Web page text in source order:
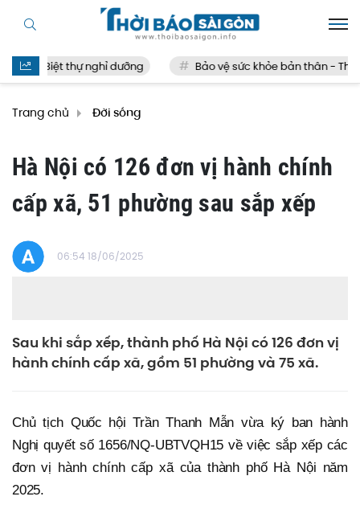
Biệt thự nghỉ dưỡng Bảo vệ sức khỏe bản thân - Thế
Trang chủ Đời sống
Hà Nội có 126 đơn vị hành chính
cấp xã, 51 phường sau sắp xếp
06:54 18/06/2025
Sau khi sắp xếp, thành phố Hà Nội có 126 đơn vị
hành chính cấp xã, gồm 51 phường và 75 xã.
Chủ tịch Quốc hội Trần Thanh Mẫn vừa ký ban hành
Nghị quyết số 1656/NQ-UBTVQH15 về việc sắp xếp các
đơn vị hành chính cấp xã của thành phố Hà Nội năm
2025.